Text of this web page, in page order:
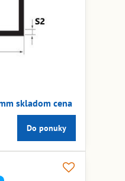
skladom cena
Do ponuky